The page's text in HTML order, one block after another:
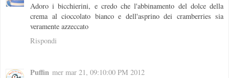
Adoro i bicchierini, e credo che l'abbinamento del dolce della
crema al cioccolato bianco e dell'asprino dei cramberries sia
veramente azzeccato
Rispondi
Puffin mer mar 21, 09:10:00 PM 2012